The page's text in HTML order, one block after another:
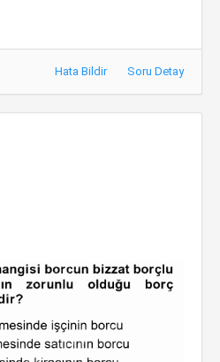
Hata Bildir Soru Detay